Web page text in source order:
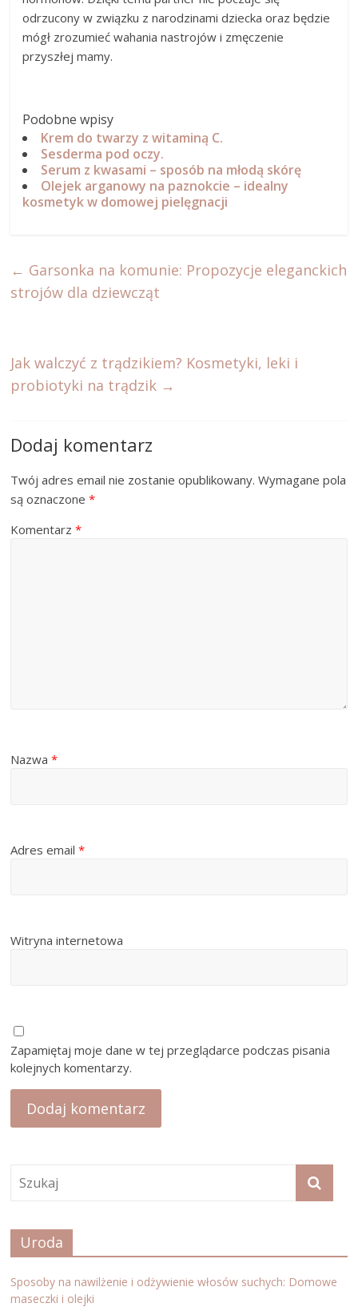
odrzucony w związku z narodzinami dziecka oraz będzie
mógł zrozumieć wahania nastrojów i zmęczenie
przyszłej mamy.
Podobne wpisy
Krem do twarzy z witaminą C.
Sesderma pod oczy.
Serum z kwasami – sposób na młodą skórę
Olejek arganowy na paznokcie – idealny
kosmetyk w domowej pielęgnacji
← Garsonka na komunie: Propozycje eleganckich
strojów dla dziewcząt
Jak walczyć z trądzikiem? Kosmetyki, leki i
probiotyki na trądzik →
Dodaj komentarz
Twój adres email nie zostanie opublikowany. Wymagane pola
są oznaczone*
Komentarz*
Nazwa*
Adres email*
Witryna internetowa
Zapamiętaj moje dane w tej przeglądarce podczas pisania
kolejnych komentarzy.
Uroda
Sposoby na nawilżenie i odżywienie włosów suchych: Domowe
maseczki i olejki